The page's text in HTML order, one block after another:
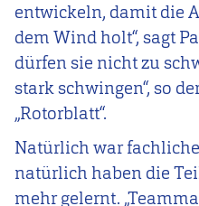
entwickeln, damit die
dem Wind holt“, sagt
dürfen sie nicht zu
stark schwingen“, so
„Rotorblatt“.
Natürlich war
natürlich haben die
mehr gelernt.